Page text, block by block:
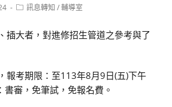
Post訊息轉知 / 輔導室
插大者，對進修招生管道之參考與了
報考期限：至113年8月9日(五)下午
審，免筆試，免報名費。